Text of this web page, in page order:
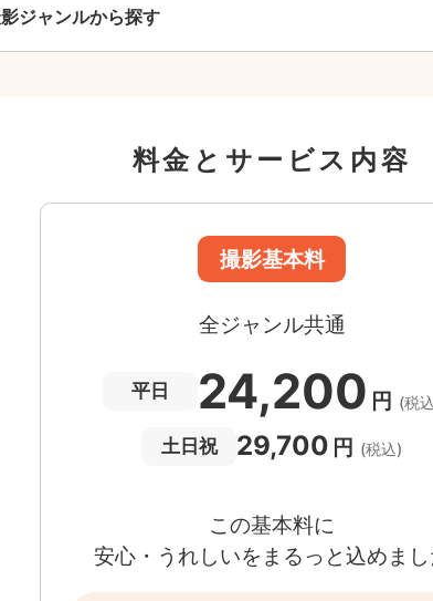
ジャンルから探す
料金とサービス内容
たっぷりもらえる
準備・片付けなど含みます
撮影場所までの
急な体調・天候不良でも大丈夫
*撮影場所や日時によって、一部のフォトグラファ
ーでは遠方出張料（+3,000円）が発生する場合が